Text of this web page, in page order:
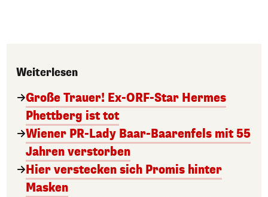
Weiterlesen
Große Trauer! Ex-ORF-Star Hermes
Phettberg ist tot
Wiener PR-Lady Baar-Baarenfels mit 55
Jahren verstorben
Hier verstecken sich Promis hinter
Masken